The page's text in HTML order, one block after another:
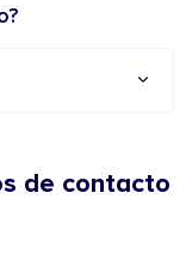
de contacto